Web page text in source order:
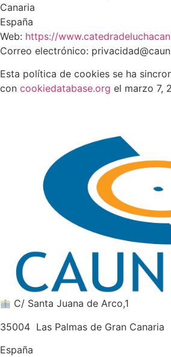
Canaria
España
Web: https://
Correo electrónico:
Esta política de cookies se ha
con cookiedatabase.org el marzo 7,
C/ Santa Juana de Arco,1
35004 Las Palmas de Gran Canaria
España